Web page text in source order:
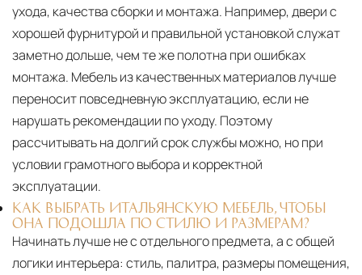
ухода, качества сборки и монтажа. Например, двери с
хорошей фурнитурой и правильной установкой служат
заметно дольше, чем те же полотна при ошибках
монтажа. Мебель из качественных материалов лучше
переносит повседневную эксплуатацию, если не
нарушать рекомендации по уходу. Поэтому
рассчитывать на долгий срок службы можно, но при
условии грамотного выбора и корректной
эксплуатации.
КАК ВЫБРАТЬ ИТАЛЬЯНСКУЮ МЕБЕЛЬ, ЧТОБЫ
ОНА ПОДОШЛА ПО СТИЛЮ И РАЗМЕРАМ?
Начинать лучше не с отдельного предмета, а с общей
логики интерьера: стиль, палитра, размеры помещения,